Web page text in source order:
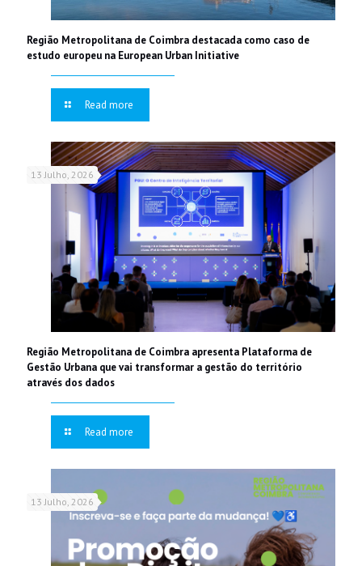
Região Metropolitana de Coimbra destacada como caso de
estudo europeu na European Urban Initiative
Read more
13 Julho, 2026
Região Metropolitana de Coimbra apresenta Plataforma de
Gestão Urbana que vai transformar a gestão do território
através dos dados
Read more
13 Julho, 2026